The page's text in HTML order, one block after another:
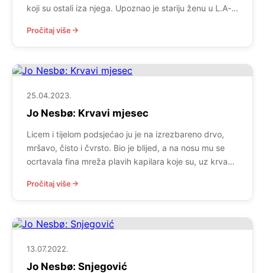
koji su ostali iza njega. Upoznao je stariju ženu u L.A-u
veliku svotu lošim likovima. Nekako istovremeno u
Oslu nestaju dvije mlade žene, […]
Pročitaj više
25.04.2023.
Jo Nesbø: Krvavi mjesec
Licem i tijelom podsjećao ju je na izrezbareno drvo,
mršavo, čisto i čvrsto. Bio je blijed, a na nosu mu se
ocrtavala fina mreža plavih kapilara koje su, uz krvave
težak život. Teška pijanstva. Teške padove. Nakon
fantastične dvanaeste knjige Nož iz serijala o
detektivu Harryju Holeu, […]
Pročitaj više
13.07.2022.
Jo Nesbø: Snjegović